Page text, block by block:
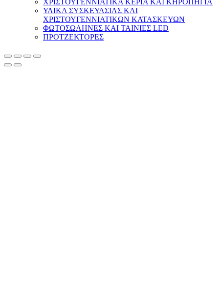
ΧΡΙΣΤΟΥΓΕΝΝΙΑΤΙΚΑ ΚΕΡΙΑ ΚΑΙ ΚΗΡΟΠΗΓΙΑ
ΥΛΙΚΑ ΣΥΣΚΕΥΑΣΙΑΣ ΚΑΙ
ΧΡΙΣΤΟΥΓΕΝΝΙΑΤΙΚΩΝ ΚΑΤΑΣΚΕΥΩΝ
ΦΩΤΟΣΩΛΗΝΕΣ ΚΑΙ ΤΑΙΝΙΕΣ LED
ΠΡΟΤΖΕΚΤΟΡΕΣ